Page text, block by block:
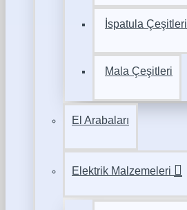
İspatula Çeşitleri
Mala Çeşitleri
El Arabaları
Elektrik Malzemeleri